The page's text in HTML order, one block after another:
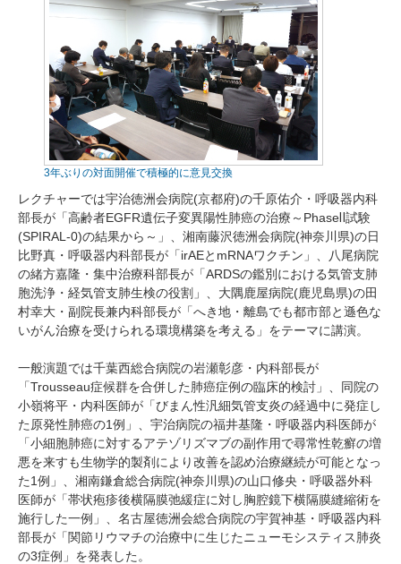
3年ぶりの対面開催で積極的に意見交換
レクチャーでは宇治徳洲会病院(京都府)の千原佑介・呼吸器内科
部長が「高齢者EGFR遺伝子変異陽性肺癌の治療～PhaseⅡ試験
(SPIRAL-0)の結果から～」、湘南藤沢徳洲会病院(神奈川県)の日
比野真・呼吸器内科部長が「irAEとmRNAワクチン」、八尾病院
の緒方嘉隆・集中治療科部長が「ARDSの鑑別における気管支肺
胞洗浄・経気管支肺生検の役割」、大隅鹿屋病院(鹿児島県)の田
村幸大・副院長兼内科部長が「へき地・離島でも都市部と遜色な
いがん治療を受けられる環境構築を考える」をテーマに講演。
一般演題では千葉西総合病院の岩瀬彰彦・内科部長が
「Trousseau症候群を合併した肺癌症例の臨床的検討」、同院の
小嶺将平・内科医師が「びまん性汎細気管支炎の経過中に発症し
た原発性肺癌の1例」、宇治病院の福井基隆・呼吸器内科医師が
「小細胞肺癌に対するアテゾリズマブの副作用で尋常性乾癬の増
悪を来すも生物学的製剤により改善を認め治療継続が可能となっ
た1例」、湘南鎌倉総合病院(神奈川県)の山口修央・呼吸器外科
医師が「帯状疱疹後横隔膜弛緩症に対し胸腔鏡下横隔膜縫縮術を
施行した一例」、名古屋徳洲会総合病院の宇賀神基・呼吸器内科
部長が「関節リウマチの治療中に生じたニューモシスティス肺炎
の3症例」を発表した。